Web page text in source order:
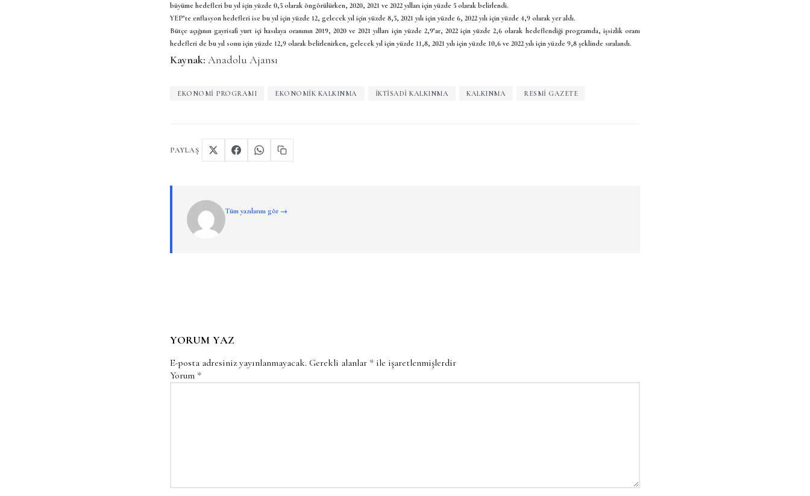
büyüme hedefleri bu yıl için yüzde 0,5 olarak öngörülürken, 2020, 2021 ve 2022 yılları için yüzde 5 olarak belirlendi.
YEP’te enflasyon hedefleri ise bu yıl için yüzde 12, gelecek yıl için yüzde 8,5, 2021 yılı için yüzde 6, 2022 yılı için yüzde 4,9 olarak yer aldı.
Bütçe açığının gayrisafi yurt içi hasılaya oranının 2019, 2020 ve 2021 yılları için yüzde 2,9’ar, 2022 için yüzde 2,6 olarak hedeflendiği programda, işsizlik oranı
hedefleri de bu yıl sonu için yüzde 12,9 olarak belirlenirken, gelecek yıl için yüzde 11,8, 2021 yılı için yüzde 10,6 ve 2022 yılı için yüzde 9,8 şeklinde sıralandı.
Kaynak: Anadolu Ajansı
EKONOMI PROGRAMI EKONOMIK KALKINMA İKTISADI KALKINMA KALKINMA RESMI GAZETE
PAYLAŞ
Tüm yazılarını gör →
YORUM YAZ
E-posta adresiniz yayınlanmayacak. Gerekli alanlar * ile işaretlenmişlerdir
Yorum *